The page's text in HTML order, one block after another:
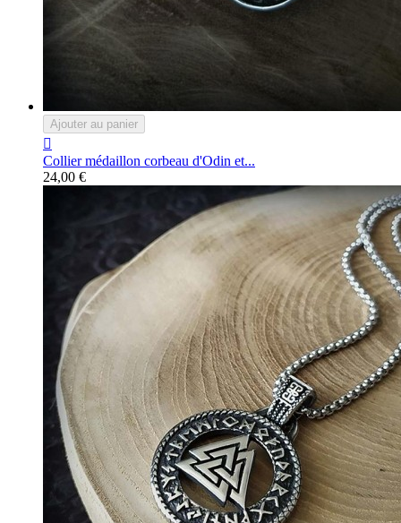
Ajouter au panier

Collier médaillon corbeau d'Odin et...
24,00 €